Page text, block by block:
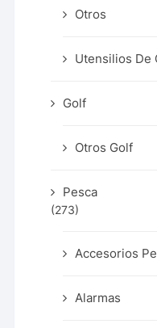
Otros
Utensilios De
Golf
Otros Golf
Pesca
(273)
Accesorios
Alarmas